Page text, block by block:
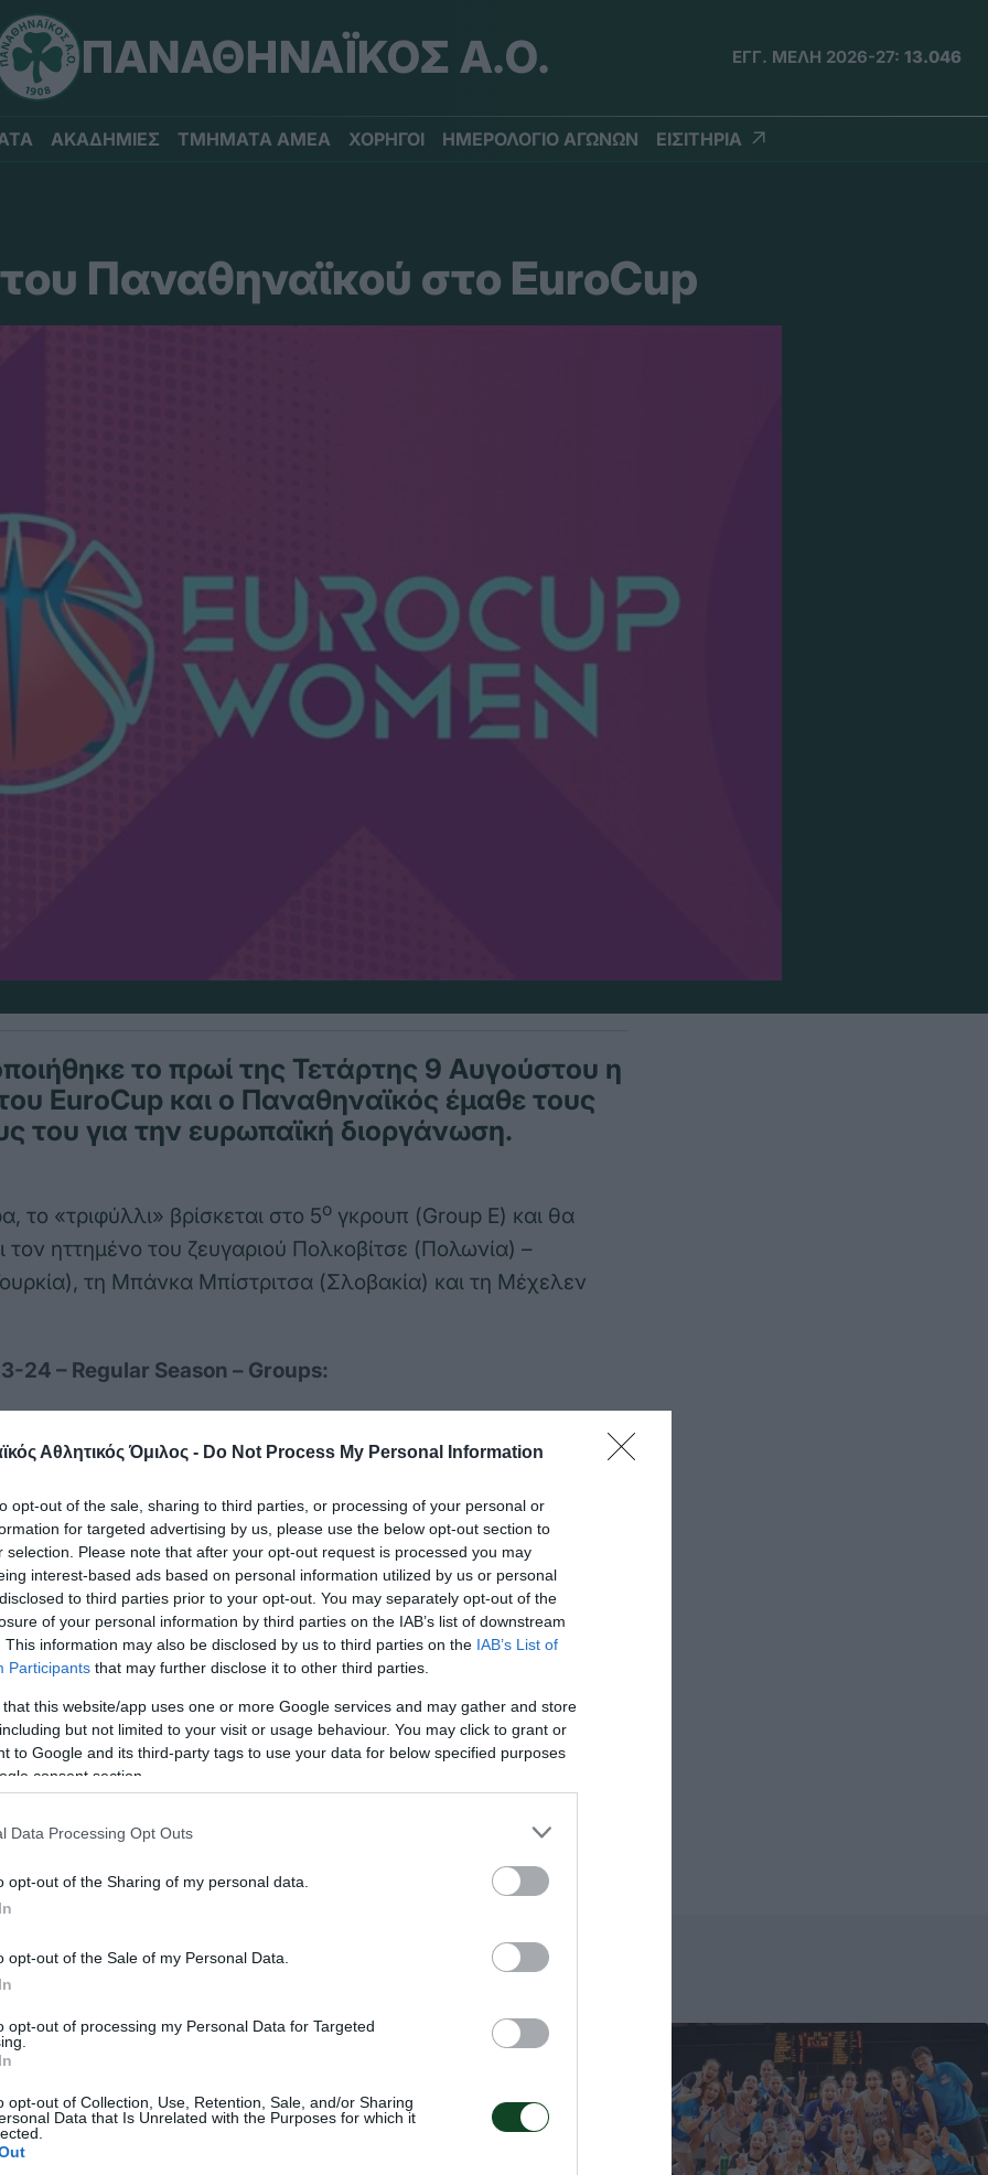
Αθλητικός Όμιλος - Do Not Process My Personal Information
opt-out of the sale, sharing to third parties, or processing of your personal or
for targeted advertising by us, please use the below opt-out section to
selection. Please note that after your opt-out request is processed you may
interest-based ads based on personal information utilized by us or personal
to third parties prior to your opt-out. You may separately opt-out of the
of your personal information by third parties on the IAB’s list of downstream
This information may also be disclosed by us to third parties on the IAB’s List of
Participants that may further disclose it to other third parties.
that this website/app uses one or more Google services and may gather and store
but not limited to your visit or usage behaviour. You may click to grant or
to Google and its third-party tags to use your data for below specified purposes
consent section.
Data Processing Opt Outs
opt-out of the Sharing of my personal data.
opt-out of the Sale of my Personal Data.
opt-out of processing my Personal Data for Targeted
opt-out of Collection, Use, Retention, Sale, and/or Sharing
Data that Is Unrelated with the Purposes for which it
ΠΑΝΑΘΗΝΑΪΚΟΣ Α.Ο. ΕΓΓ. ΜΕΛΗ 2026-27: 13.046
ΑΚΑΔΗΜΙΕΣ ΤΜΗΜΑΤΑ ΑΜΕΑ ΧΟΡΗΓΟΙ ΗΜΕΡΟΛΟΓΙΟ ΑΓΩΝΩΝ ΕΙΣΙΤΗΡΙΑ
του Παναθηναϊκού στο EuroCup
το πρωί της Τετάρτης 9 Αυγούστου η
EuroCup και ο Παναθηναϊκός έμαθε τους
του για την ευρωπαϊκή διοργάνωση.
το «τριφύλλι» βρίσκεται στο 5ο γκρουπ (Group E) και θα
τον ηττημένο του ζευγαριού Πολκοβίτσε (Πολωνία) –
τη Μπάνκα Μπίστριτσα (Σλοβακία) και τη Μέχελεν
24 – Regular Season – Groups: